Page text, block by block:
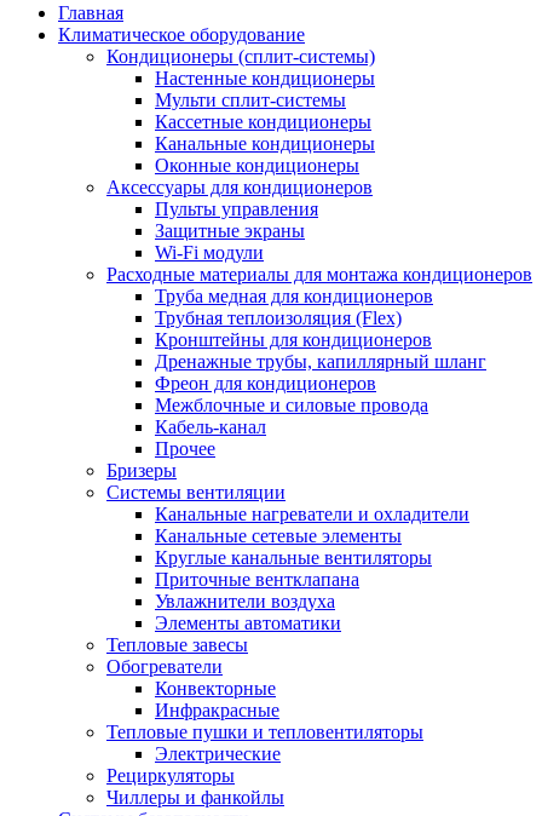
Главная
Климатическое оборудование
Кондиционеры (сплит-системы)
Настенные кондиционеры
Мульти сплит-системы
Кассетные кондиционеры
Канальные кондиционеры
Оконные кондиционеры
Аксессуары для кондиционеров
Пульты управления
Защитные экраны
Wi-Fi модули
Расходные материалы для монтажа кондиционеров
Труба медная для кондиционеров
Трубная теплоизоляция (Flex)
Кронштейны для кондиционеров
Дренажные трубы, капиллярный шланг
Фреон для кондиционеров
Межблочные и силовые провода
Кабель-канал
Прочее
Бризеры
Системы вентиляции
Канальные нагреватели и охладители
Канальные сетевые элементы
Круглые канальные вентиляторы
Приточные вентклапана
Увлажнители воздуха
Элементы автоматики
Тепловые завесы
Обогреватели
Конвекторные
Инфракрасные
Тепловые пушки и тепловентиляторы
Электрические
Рециркуляторы
Чиллеры и фанкойлы